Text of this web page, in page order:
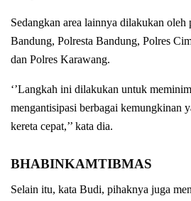
Sedangkan area lainnya dilakukan oleh
Bandung, Polresta Bandung, Polres
dan Polres Karawang.
‘’Langkah ini dilakukan untuk
mengantisipasi berbagai kemungkinan
kereta cepat,’’ kata dia.
BHABINKAMTIBMAS
Selain itu, kata Budi, pihaknya juga